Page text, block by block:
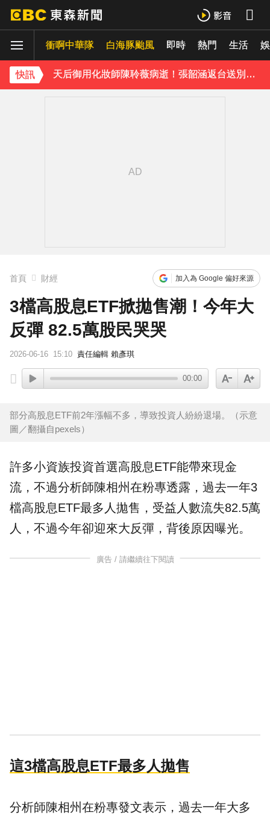
衝啊中華隊 白海豚颱風 即時 熱門 生活
快訊
天后御用化妝師陳聆薇病逝！張韶涵返台送別首發聲：依舊無法相信
下載東森App，隨時掌握天下大小事！
首頁 財經 加入為 Google 偏好來源
3檔高股息ETF掀拋售潮！今年大
反彈 82.5萬股民哭哭
2026-06-16 15:10 責任編輯 賴彥琪
00:00
部分高股息ETF前2年漲幅不多，導致投資人紛紛退場。（示意
圖／翻攝自pexels）
許多小資族投資首選高股息ETF能帶來現金
流，不過分析師陳相州在粉專透露，過去一年3
檔高股息ETF最多人拋售，受益人數流失82.5萬
人，不過今年卻迎來大反彈，背後原因曝光。
廣告 / 請繼續往下閱讀
這3檔高股息ETF最多人拋售
分析師陳相州在粉專發文表示，過去一年大多